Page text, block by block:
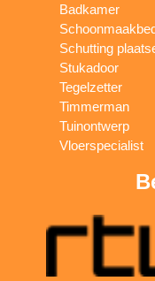
Badkamer
Schutting
Stukadoor
Tegelzetter
Timmerman
Tuinontwerp
Vloerspecialist